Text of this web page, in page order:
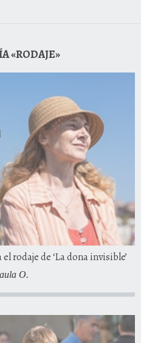
«RODAJE»
rodaje de ‘La dona invisible’
O.